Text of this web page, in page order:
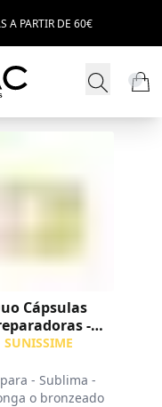
A PARTIR DE 60€
Cápsulas
-
2x30 caps
SUNISSIME
- Sublima -
o bronzeado